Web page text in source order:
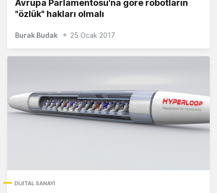
Avrupa Parlamentosu'na göre robotların
"özlük" hakları olmalı
Burak Budak 25 Ocak 2017
DIJITAL SANAYI